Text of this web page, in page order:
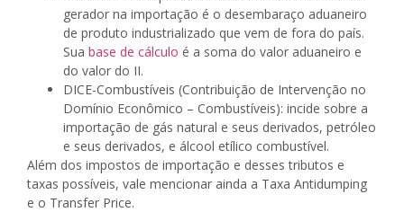
gerador na importação é o desembaraço aduaneiro
de produto industrializado que vem de fora do país.
Sua base de cálculo é a soma do valor aduaneiro e
do valor do II.
DICE-Combustíveis (Contribuição de Intervenção no
Domínio Econômico – Combustíveis): incide sobre a
importação de gás natural e seus derivados, petróleo
e seus derivados, e álcool etílico combustível.
Além dos impostos de importação e desses tributos e
taxas possíveis, vale mencionar ainda a Taxa Antidumping
e o Transfer Price.